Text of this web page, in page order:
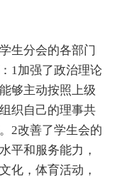
生分会的各部门
1加强了政治理论
够主动按照上级
织自己的理事共
2改善了学生会的
平和服务能力，
化，体育活动，